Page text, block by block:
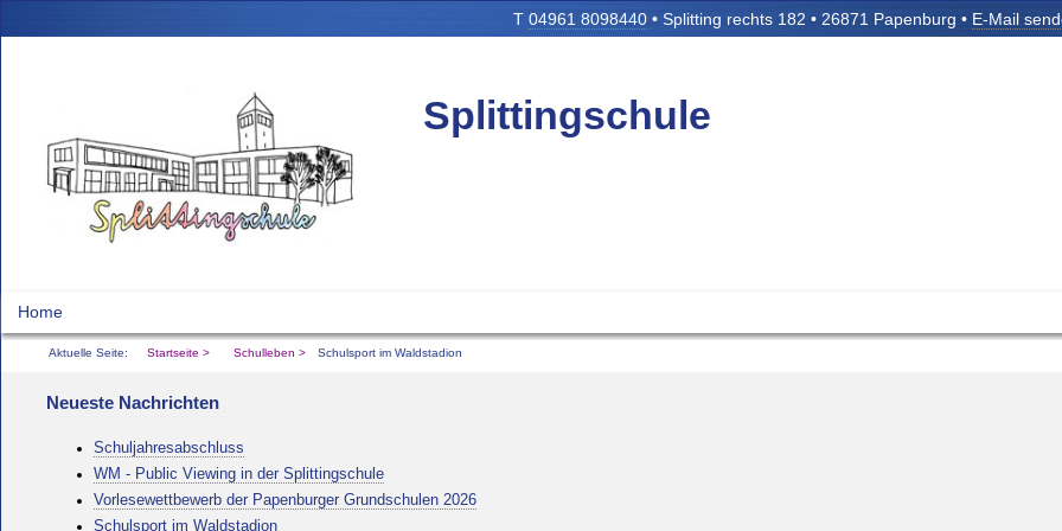
T 04961 8098440 • Splitting rechts 182 • 26871 Papenburg • E-Mail
Splittingschule
Home
Aktuelle Seite: Startseite Schulleben Schulsport im Waldstadion
Neueste Nachrichten
Schuljahresabschluss
WM - Public Viewing in der Splittingschule
Vorlesewettbewerb der Papenburger Grundschulen 2026
Schulsport im Waldstadion